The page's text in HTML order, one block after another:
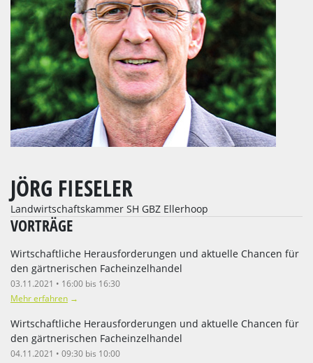
JÖRG FIESELER
Landwirtschaftskammer SH GBZ Ellerhoop
VORTRÄGE
Wirtschaftliche Herausforderungen und aktuelle Chancen für
den gärtnerischen Facheinzelhandel
03.11.2021 • 16:00 bis 16:30
Mehr erfahren →
Wirtschaftliche Herausforderungen und aktuelle Chancen für
den gärtnerischen Facheinzelhandel
04.11.2021 • 09:30 bis 10:00